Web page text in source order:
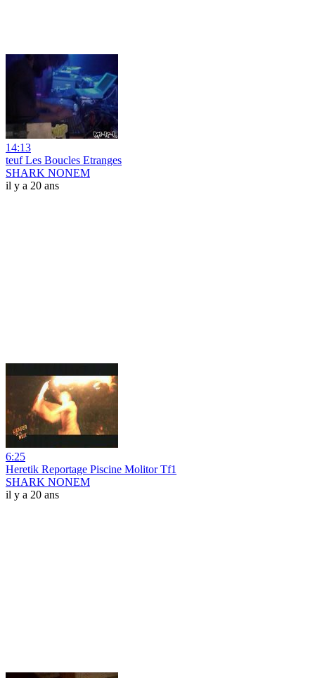
14:13
teuf Les Boucles Etranges
SHARK NONEM
il y a 20 ans
6:25
Heretik Reportage Piscine Molitor Tf1
SHARK NONEM
il y a 20 ans